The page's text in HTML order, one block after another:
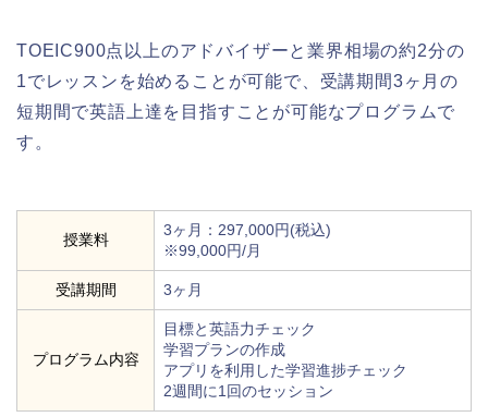
TOEIC900点以上のアドバイザーと業界相場の約2分の
1でレッスンを始めることが可能で、受講期間3ヶ月の
短期間で英語上達を目指すことが可能なプログラムで
す。
授業料
3ヶ月：297,000円(税込)
※99,000円/月
受講期間 3ヶ月
プログラム内容
目標と英語力チェック
学習プランの作成
アプリを利用した学習進捗チェック
2週間に1回のセッション